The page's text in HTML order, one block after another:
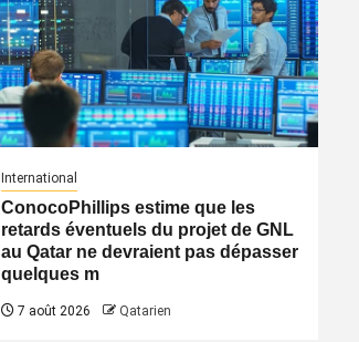
International
ConocoPhillips estime que les
retards éventuels du projet de GNL
au Qatar ne devraient pas dépasser
quelques m
7 août 2026 Qatarien